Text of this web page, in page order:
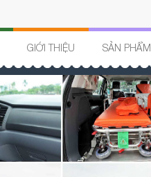
GIỚI THIỆU SẢN PHẨM